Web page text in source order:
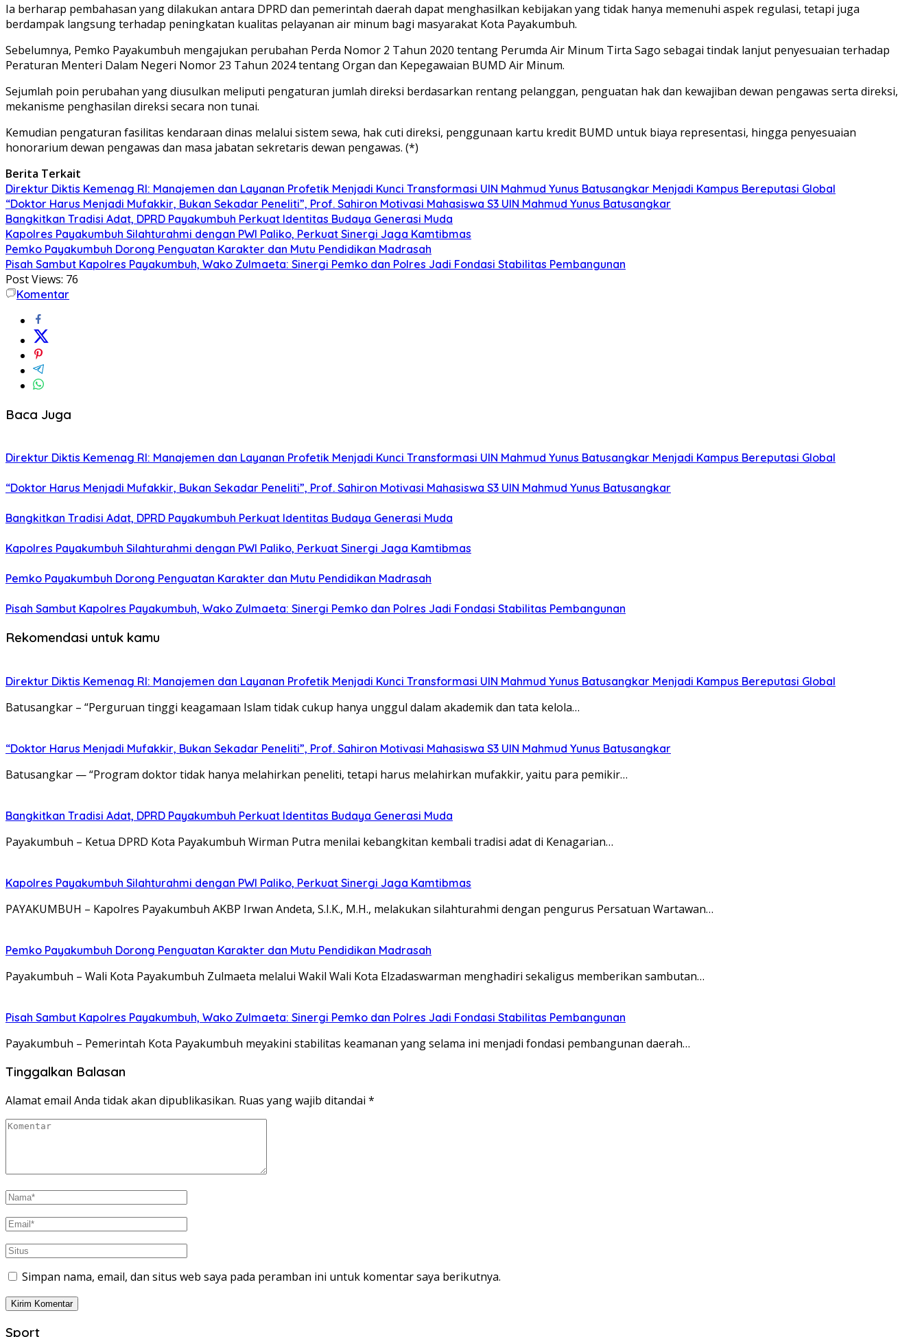
Ia berharap pembahasan yang dilakukan antara DPRD dan pemerintah daerah dapat menghasilkan kebijakan yang tidak hanya memenuhi aspek regulasi, tetapi juga
berdampak langsung terhadap peningkatan kualitas pelayanan air minum bagi masyarakat Kota Payakumbuh.
Sebelumnya, Pemko Payakumbuh mengajukan perubahan Perda Nomor 2 Tahun 2020 tentang Perumda Air Minum Tirta Sago sebagai tindak lanjut penyesuaian terhadap
Peraturan Menteri Dalam Negeri Nomor 23 Tahun 2024 tentang Organ dan Kepegawaian BUMD Air Minum.
Sejumlah poin perubahan yang diusulkan meliputi pengaturan jumlah direksi berdasarkan rentang pelanggan, penguatan hak dan kewajiban dewan pengawas serta direksi,
mekanisme penghasilan direksi secara non tunai.
Kemudian pengaturan fasilitas kendaraan dinas melalui sistem sewa, hak cuti direksi, penggunaan kartu kredit BUMD untuk biaya representasi, hingga penyesuaian
honorarium dewan pengawas dan masa jabatan sekretaris dewan pengawas. (*)
Berita Terkait
Direktur Diktis Kemenag RI: Manajemen dan Layanan Profetik Menjadi Kunci Transformasi UIN Mahmud Yunus Batusangkar Menjadi Kampus Bereputasi Global
“Doktor Harus Menjadi Mufakkir, Bukan Sekadar Peneliti”, Prof. Sahiron Motivasi Mahasiswa S3 UIN Mahmud Yunus Batusangkar
Bangkitkan Tradisi Adat, DPRD Payakumbuh Perkuat Identitas Budaya Generasi Muda
Kapolres Payakumbuh Silahturahmi dengan PWI Paliko, Perkuat Sinergi Jaga Kamtibmas
Pemko Payakumbuh Dorong Penguatan Karakter dan Mutu Pendidikan Madrasah
Pisah Sambut Kapolres Payakumbuh, Wako Zulmaeta: Sinergi Pemko dan Polres Jadi Fondasi Stabilitas Pembangunan
Post Views: 76
Komentar
Baca Juga
Direktur Diktis Kemenag RI: Manajemen dan Layanan Profetik Menjadi Kunci Transformasi UIN Mahmud Yunus Batusangkar Menjadi Kampus Bereputasi Global
“Doktor Harus Menjadi Mufakkir, Bukan Sekadar Peneliti”, Prof. Sahiron Motivasi Mahasiswa S3 UIN Mahmud Yunus Batusangkar
Bangkitkan Tradisi Adat, DPRD Payakumbuh Perkuat Identitas Budaya Generasi Muda
Kapolres Payakumbuh Silahturahmi dengan PWI Paliko, Perkuat Sinergi Jaga Kamtibmas
Pemko Payakumbuh Dorong Penguatan Karakter dan Mutu Pendidikan Madrasah
Pisah Sambut Kapolres Payakumbuh, Wako Zulmaeta: Sinergi Pemko dan Polres Jadi Fondasi Stabilitas Pembangunan
Rekomendasi untuk kamu
Direktur Diktis Kemenag RI: Manajemen dan Layanan Profetik Menjadi Kunci Transformasi UIN Mahmud Yunus Batusangkar Menjadi Kampus Bereputasi Global
Batusangkar – “Perguruan tinggi keagamaan Islam tidak cukup hanya unggul dalam akademik dan tata kelola…
“Doktor Harus Menjadi Mufakkir, Bukan Sekadar Peneliti”, Prof. Sahiron Motivasi Mahasiswa S3 UIN Mahmud Yunus Batusangkar
Batusangkar — “Program doktor tidak hanya melahirkan peneliti, tetapi harus melahirkan mufakkir, yaitu para pemikir…
Bangkitkan Tradisi Adat, DPRD Payakumbuh Perkuat Identitas Budaya Generasi Muda
Payakumbuh – Ketua DPRD Kota Payakumbuh Wirman Putra menilai kebangkitan kembali tradisi adat di Kenagarian…
Kapolres Payakumbuh Silahturahmi dengan PWI Paliko, Perkuat Sinergi Jaga Kamtibmas
PAYAKUMBUH – Kapolres Payakumbuh AKBP Irwan Andeta, S.I.K., M.H., melakukan silahturahmi dengan pengurus Persatuan Wartawan…
Pemko Payakumbuh Dorong Penguatan Karakter dan Mutu Pendidikan Madrasah
Payakumbuh – Wali Kota Payakumbuh Zulmaeta melalui Wakil Wali Kota Elzadaswarman menghadiri sekaligus memberikan sambutan…
Pisah Sambut Kapolres Payakumbuh, Wako Zulmaeta: Sinergi Pemko dan Polres Jadi Fondasi Stabilitas Pembangunan
Payakumbuh – Pemerintah Kota Payakumbuh meyakini stabilitas keamanan yang selama ini menjadi fondasi pembangunan daerah…
Tinggalkan Balasan
Alamat email Anda tidak akan dipublikasikan. Ruas yang wajib ditandai *
Simpan nama, email, dan situs web saya pada peramban ini untuk komentar saya berikutnya.
Sport